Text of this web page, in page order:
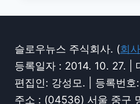
슬로우뉴스 주식회사. (회
등록일자 : 2014. 10. 27. |
편집인: 강성모. | 등록번
주소 : (04536) 서울 중구